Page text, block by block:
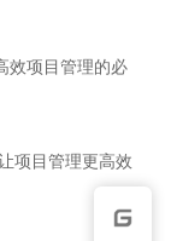
效项目管理的必
项目管理更高效